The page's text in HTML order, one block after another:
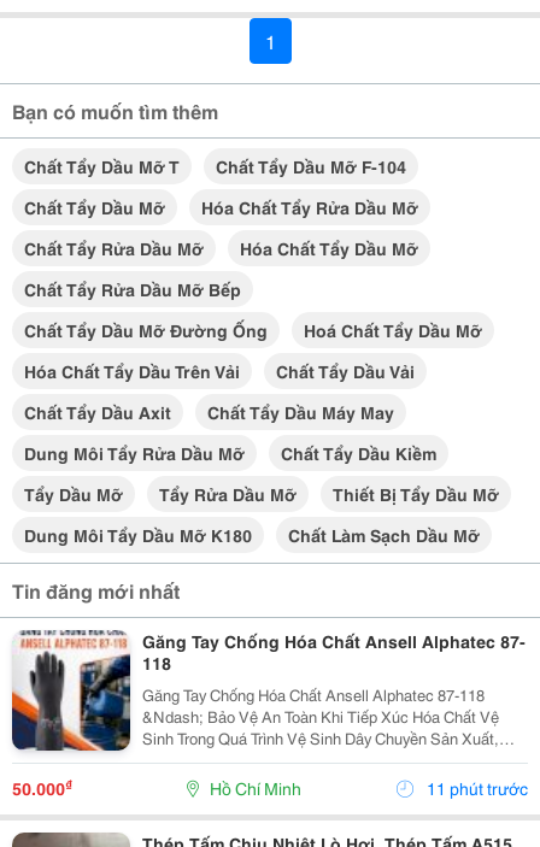
1
Bạn có muốn tìm thêm
Chất Tẩy Dầu Mỡ T
Chất Tẩy Dầu Mỡ F-104
Chất Tẩy Dầu Mỡ
Hóa Chất Tẩy Rửa Dầu Mỡ
Chất Tẩy Rửa Dầu Mỡ
Hóa Chất Tẩy Dầu Mỡ
Chất Tẩy Rửa Dầu Mỡ Bếp
Chất Tẩy Dầu Mỡ Đường Ống
Hoá Chất Tẩy Dầu Mỡ
Hóa Chất Tẩy Dầu Trên Vải
Chất Tẩy Dầu Vải
Chất Tẩy Dầu Axit
Chất Tẩy Dầu Máy May
Dung Môi Tẩy Rửa Dầu Mỡ
Chất Tẩy Dầu Kiềm
Tẩy Dầu Mỡ
Tẩy Rửa Dầu Mỡ
Thiết Bị Tẩy Dầu Mỡ
Dung Môi Tẩy Dầu Mỡ K180
Chất Làm Sạch Dầu Mỡ
Tin đăng mới nhất
Găng Tay Chống Hóa Chất Ansell Alphatec 87-
118
Găng Tay Chống Hóa Chất Ansell Alphatec 87-118
&Ndash; Bảo Vệ An Toàn Khi Tiếp Xúc Hóa Chất Vệ
Sinh Trong Quá Trình Vệ Sinh Dây Chuyền Sản Xuất,
Nhà Máy Và Khu Công Nghiệp, Người Lao Động
Thường Xuyên Tiếp Xúc Với Hóa Chất Tẩy Rửa, Dung
Dịch Khử...
50.000₫ Hồ Chí Minh 11 phút trước